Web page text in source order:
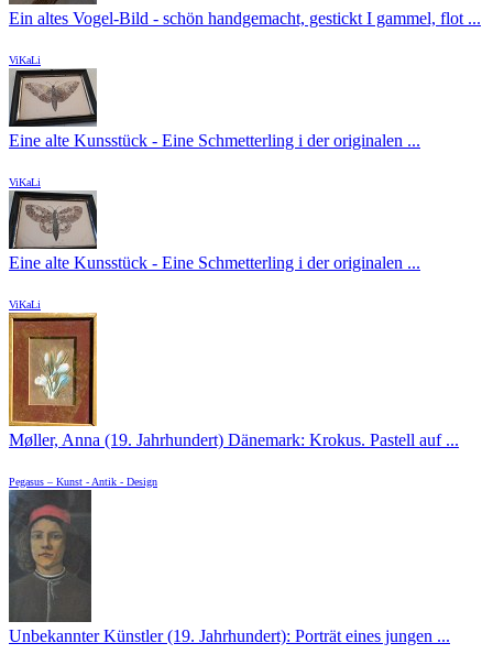
Ein altes Vogel-Bild - schön handgemacht, gestickt I gammel, flot ...
ViKaLi
Eine alte Kunsstück - Eine Schmetterling i der originalen ...
ViKaLi
Eine alte Kunsstück - Eine Schmetterling i der originalen ...
ViKaLi
Møller, Anna (19. Jahrhundert) Dänemark: Krokus. Pastell auf ...
Pegasus – Kunst - Antik - Design
Unbekannter Künstler (19. Jahrhundert): Porträt eines jungen ...